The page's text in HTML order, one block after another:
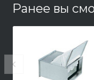
Ранее вы